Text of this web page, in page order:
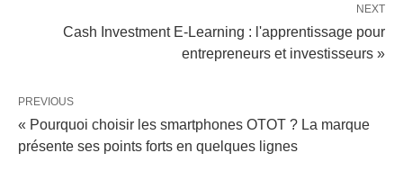
NEXT
Cash Investment E-Learning : l'apprentissage pour
entrepreneurs et investisseurs »
PREVIOUS
« Pourquoi choisir les smartphones OTOT ? La marque
présente ses points forts en quelques lignes